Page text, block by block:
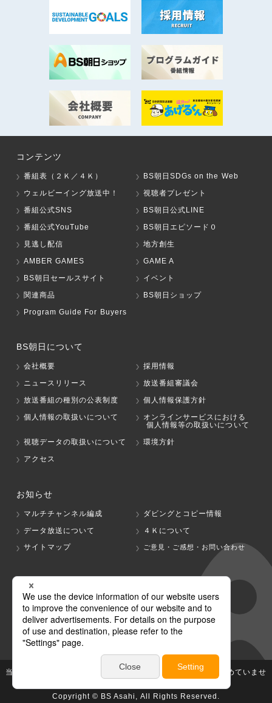
コンテンツ
番組表（２Ｋ／４Ｋ）
BS朝日SDGs on the Web
ウェルビーイング放送中！
視聴者プレゼント
番組公式SNS
BS朝日公式LINE
番組公式YouTube
BS朝日エピソード０
見逃し配信
地方創生
AMBER GAMES
GAME A
BS朝日セールスサイト
イベント
関連商品
BS朝日ショップ
Program Guide For Buyers
BS朝日について
会社概要
採用情報
ニュースリリース
放送番組審議会
放送番組の種別の公表制度
個人情報保護方針
個人情報の取扱いについて
オンラインサービスにおける
個人情報等の取扱いについて
視聴データの取扱いについて
環境方針
アクセス
お知らせ
マルチチャンネル編成
ダビングとコピー情報
データ放送について
４Ｋについて
サイトマップ
ご意見・ご感想・お問い合わせ
グループ会社
テレビ朝日 テレ朝チャンネル
当社が著作権、著作隣接権を有する放送番組等の無断利用は認めていませ
ん。
Copyright © BS Asahi, All Rights Reserved.